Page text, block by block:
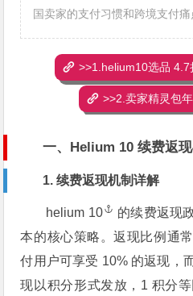
国卖家的支付习惯和跨境支付痛
>>1.helium10选品
>>2.卖家精灵包
一、Helium 10 续费返
1. 续费返现机制详解
helium 10
的续费返现
本的核心策略。返现比例通
付用户可享受 10% 的返现，
现以积分形式发放，1 积分